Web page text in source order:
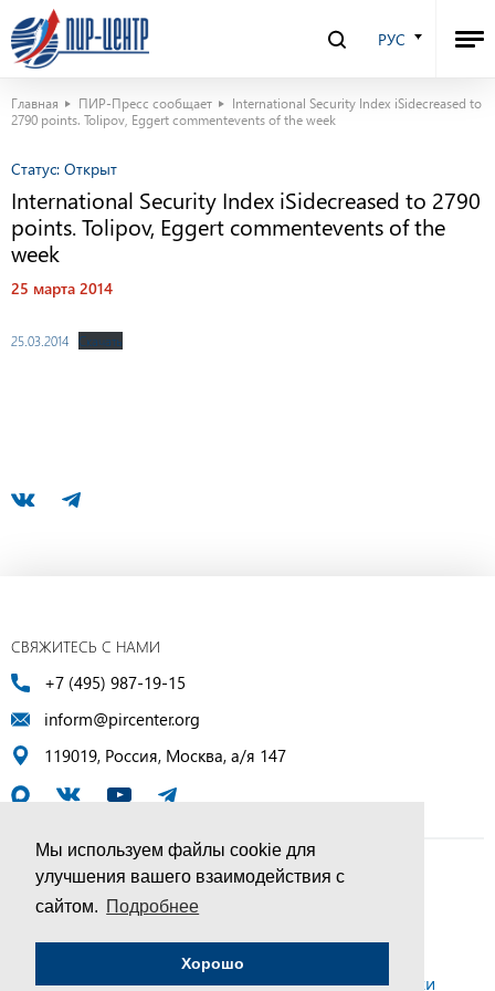
Мы используем файлы cookie для
улучшения вашего взаимодействия с
сайтом. Подробнее
Хорошо
РУС
Главная ПИР-Пресс сообщает
International Security Index iSidecreased to
2790 points. Tolipov, Eggert commentevents of the week
Статус: Открыт
International Security Index iSidecreased to 2790
points. Tolipov, Eggert commentevents of the
week
25 марта 2014
25.03.2014 Скачать
СВЯЖИТЕСЬ С НАМИ
+7 (495) 987-19-15
inform@pircenter.org
119019, Россия, Москва, а/я 147
© ПИР-Центр, 1994–2025 | Все права защищены
Соглашение об обработке персональных данных
Политика конфиденциальности и условия обработки